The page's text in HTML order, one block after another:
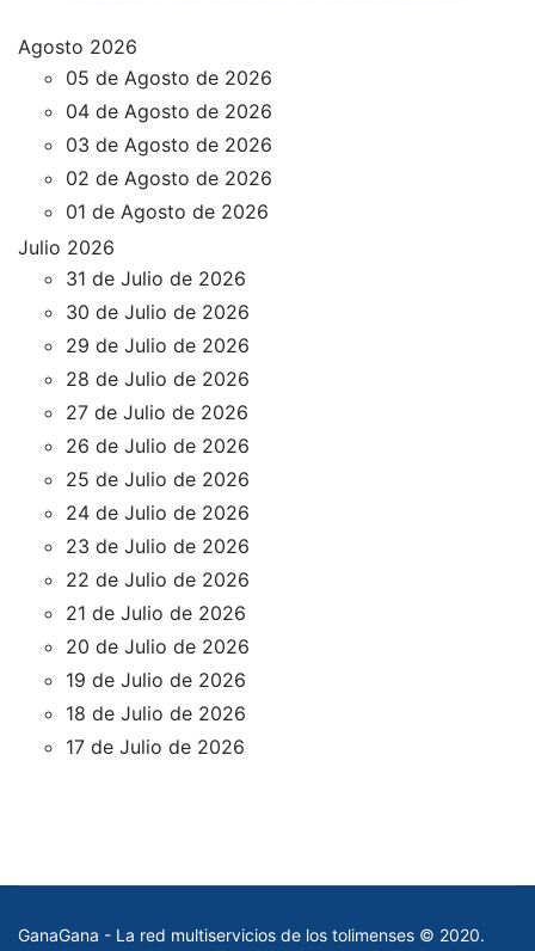
Agosto 2026
05 de Agosto de 2026
04 de Agosto de 2026
03 de Agosto de 2026
02 de Agosto de 2026
01 de Agosto de 2026
Julio 2026
31 de Julio de 2026
30 de Julio de 2026
29 de Julio de 2026
28 de Julio de 2026
27 de Julio de 2026
26 de Julio de 2026
25 de Julio de 2026
24 de Julio de 2026
23 de Julio de 2026
22 de Julio de 2026
21 de Julio de 2026
20 de Julio de 2026
19 de Julio de 2026
18 de Julio de 2026
17 de Julio de 2026
GanaGana - La red multiservicios de los tolimenses © 2020.